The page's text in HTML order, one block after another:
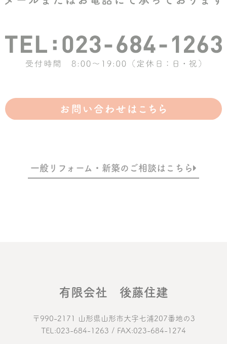
一般リフォーム・新築のご相談はこちら
有限会社 後藤住建
〒990-2171 山形県山形市大字七浦207番地の3
TEL:023-684-1263 / FAX:023-684-1274